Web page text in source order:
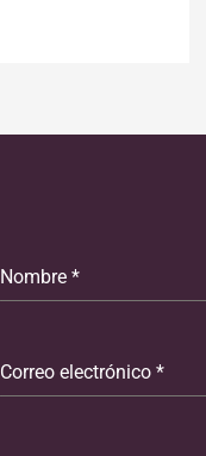
Nombre *
Correo electrónico *